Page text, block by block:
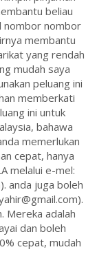
beliau
nombor nombor
membantu
yang rendah
mudah saya
peluang ini
memberkati
ini untuk
bahawa
memerlukan
cepat, hanya
melalui e-mel:
anda juga boleh
Mereka adalah
dan boleh
cepat, mudah